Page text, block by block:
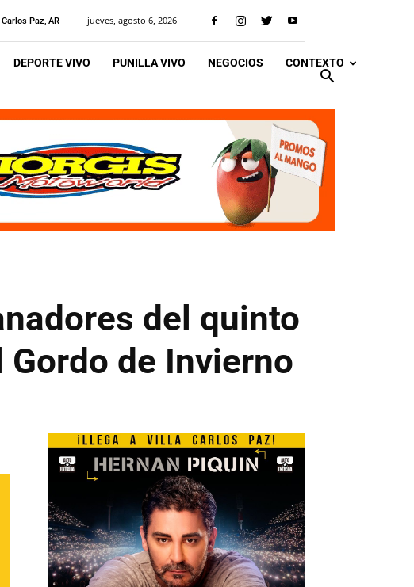
Paz, AR jueves, agosto 6, 2026
DEPORTE VIVO PUNILLA VIVO NEGOCIOS CONTEXTO
del quinto
de Invierno